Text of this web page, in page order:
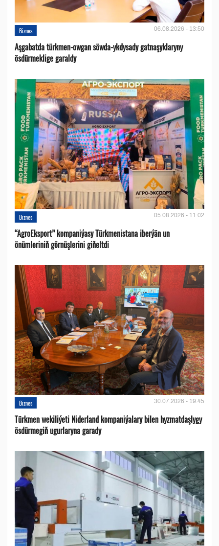
Biznes 06.08.2026 - 13:50
Aşgabatda türkmen-owgan söwda-ykdysady gatnaşyklaryny
ösdürmeklige garaldy
Biznes 05.08.2026 - 11:02
“AgroEksport” kompaniýasy Türkmenistana iberýän un
önümleriniň görnüşlerini giňeltdi
Biznes 30.07.2026 - 19:45
Türkmen wekiliýeti Niderland kompaniýalary bilen hyzmatdaşlygy
ösdürmegiň ugurlaryna garady